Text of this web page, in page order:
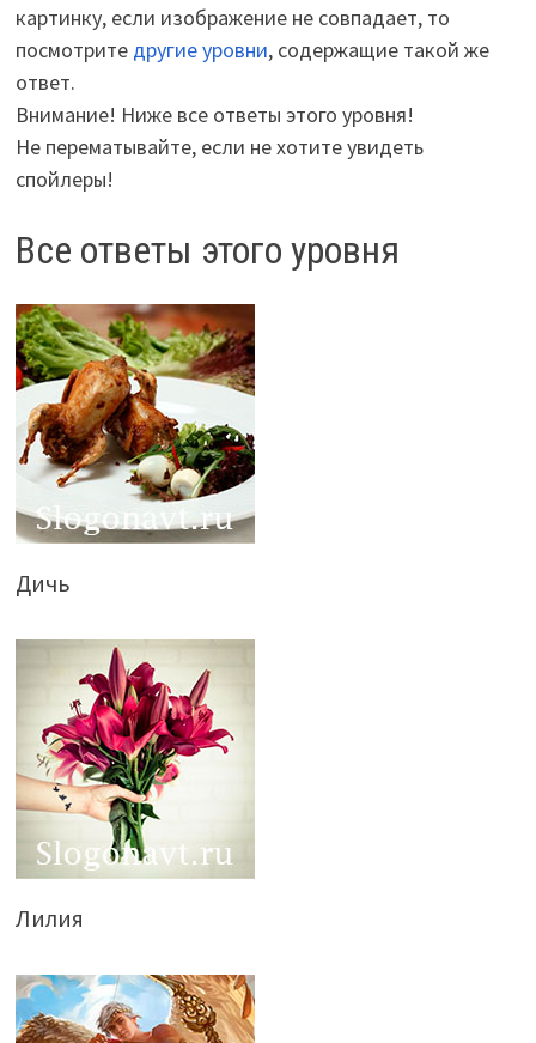
картинку, если изображение не совпадает, то
посмотрите другие уровни, содержащие такой же
ответ.
Внимание! Ниже все ответы этого уровня!
Не перематывайте, если не хотите увидеть
спойлеры!
Все ответы этого уровня
Дичь
Лилия